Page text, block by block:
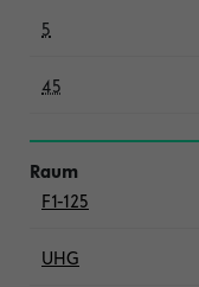
5
45
F1-125
UHG